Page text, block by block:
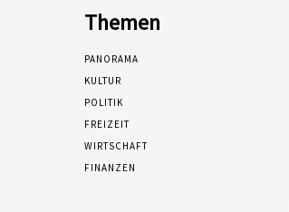
Themen
PANORAMA
KULTUR
POLITIK
FREIZEIT
WIRTSCHAFT
FINANZEN